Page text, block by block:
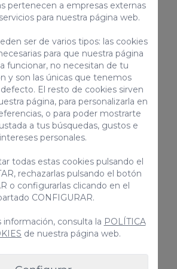
El Confital RF18
4 personas a orillas del océano, en
Las Canteras al Confital en la zona
2 2
pertenecen a empresas externas
para nuestra página web.
ser de varios tipos: las cookies
para que nuestra página
funcionar, no necesitan de tu
y son las únicas que tenemos
El resto de cookies sirven
página, para personalizarla en
o para poder mostrarte
a tus búsquedas, gustos e
intereses personales.
todas estas cookies pulsando el
rechazarlas pulsando el botón
o configurarlas clicando en el
CONFIGURAR.
información, consulta la POLÍTICA
de nuestra página web.